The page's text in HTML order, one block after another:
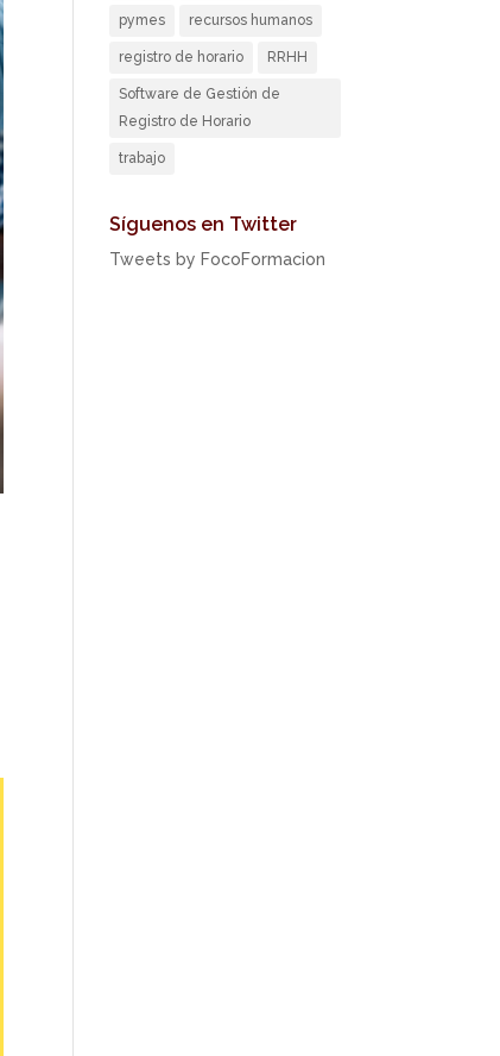
pymes recursos humanos
registro de horario RRHH
Software de Gestión de
Registro de Horario
trabajo
Síguenos en Twitter
Tweets by FocoFormacion